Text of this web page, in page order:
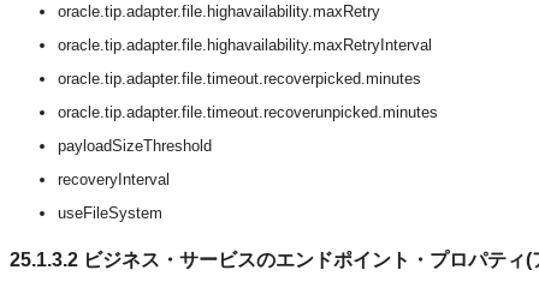
oracle.tip.adapter.file.highavailability.maxRetry
oracle.tip.adapter.file.highavailability.maxRetryInterval
oracle.tip.adapter.file.timeout.recoverpicked.minutes
oracle.tip.adapter.file.timeout.recoverunpicked.minutes
payloadSizeThreshold
recoveryInterval
useFileSystem
25.1.3.2 ビジネス・サービスのエンドポイント・プロパティ